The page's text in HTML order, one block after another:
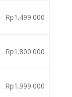
Rp1.499.000
Rp1.800.000
Rp1.999.000